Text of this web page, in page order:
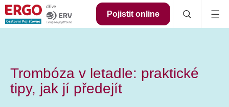
Pojistit online
Trombóza v letadle: praktické
tipy, jak jí předejít